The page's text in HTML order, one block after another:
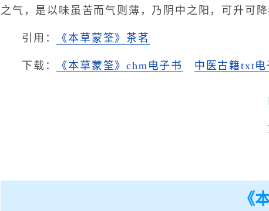
之气，是以味虽苦而气则薄，乃阴中之阳，可升可
引用： 《本草蒙筌》茶茗
下载： 《本草蒙筌》chm电子书 中医古籍txt电
《